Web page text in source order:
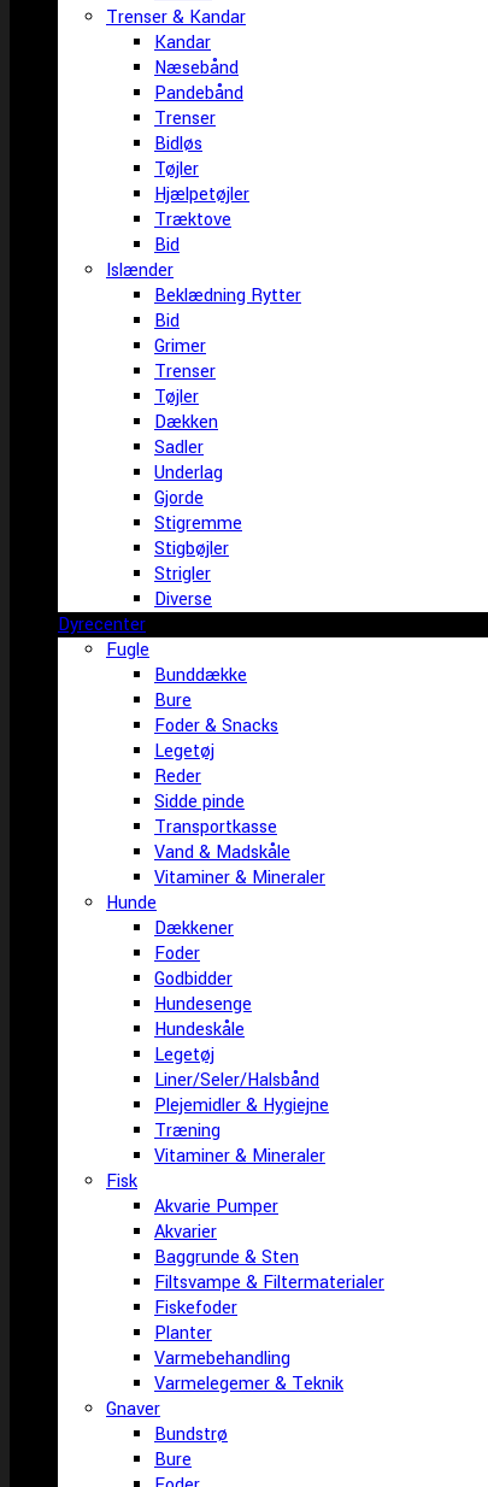
Trenser & Kandar
Kandar
Næsebånd
Pandebånd
Trenser
Bidløs
Tøjler
Hjælpetøjler
Træktove
Bid
Islænder
Beklædning Rytter
Bid
Grimer
Trenser
Tøjler
Dækken
Sadler
Underlag
Gjorde
Stigremme
Stigbøjler
Strigler
Diverse
Dyrecenter
Fugle
Bunddække
Bure
Foder & Snacks
Legetøj
Reder
Sidde pinde
Transportkasse
Vand & Madskåle
Vitaminer & Mineraler
Hunde
Dækkener
Foder
Godbidder
Hundesenge
Hundeskåle
Legetøj
Liner/Seler/Halsbånd
Plejemidler & Hygiejne
Træning
Vitaminer & Mineraler
Fisk
Akvarie Pumper
Akvarier
Baggrunde & Sten
Filtsvampe & Filtermaterialer
Fiskefoder
Planter
Varmebehandling
Varmelegemer & Teknik
Gnaver
Bundstrø
Bure